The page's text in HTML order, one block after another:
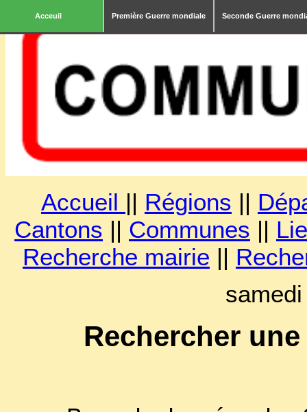
Acceuil Première Guerre mondiale Seconde Guerre
Accueil || Régions ||
Cantons || Communes ||
Recherche mairie ||
Rechercher